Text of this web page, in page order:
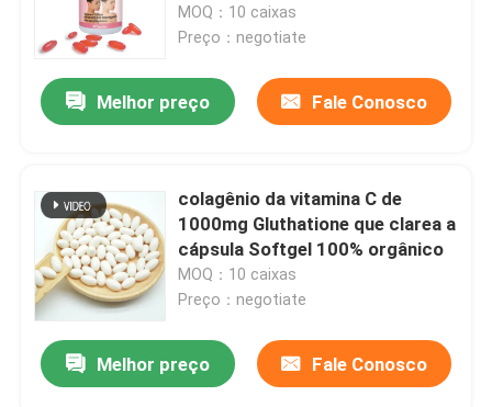
clareamento da pele
MOQ：10 caixas
Preço：negotiate
Melhor preço Fale Conosco
colagênio da vitamina C de
1000mg Gluthatione que clarea a
cápsula Softgel 100% orgânico
MOQ：10 caixas
Preço：negotiate
Melhor preço Fale Conosco